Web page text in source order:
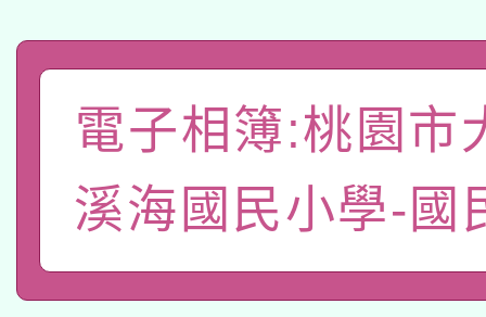
礎課程
A3數位素養講師名單
「數位內容與教學軟體
pilot」
有關大陸委員會函釋公
薪期間赴陸應申請許可
轉知經濟部水利署委託
業技術研究院辦理「
115年8月22日(星期六
電子相簿:桃園市
溪海國民小學-國